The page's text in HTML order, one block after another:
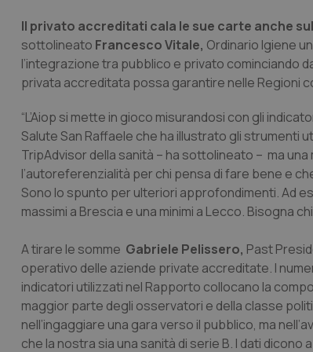
Il privato accreditati cala le sue carte anche
sottolineato Francesco Vitale, Ordinario Igiene
l’integrazione tra pubblico e privato cominciando
privata accreditata possa garantire nelle Regioni
“L’Aiop si mette in gioco misurandosi con gli
Salute San Raffaele che ha illustrato gli strumenti
TripAdvisor della sanità – ha sottolineato – ma
l’autoreferenzialità per chi pensa di fare bene e
Sono lo spunto per ulteriori approfondimenti. Ad
massimi a Brescia e una minimi a Lecco. Bisogna
A tirare le somme Gabriele Pelissero, Past
operativo delle aziende private accreditate. I
indicatori utilizzati nel Rapporto collocano la
maggior parte degli osservatori e della classe
nell’ingaggiare una gara verso il pubblico, ma
che la nostra sia una sanità di serie B. I dati
tracking-
tracking-
session-id
_ga
PHPSESSID